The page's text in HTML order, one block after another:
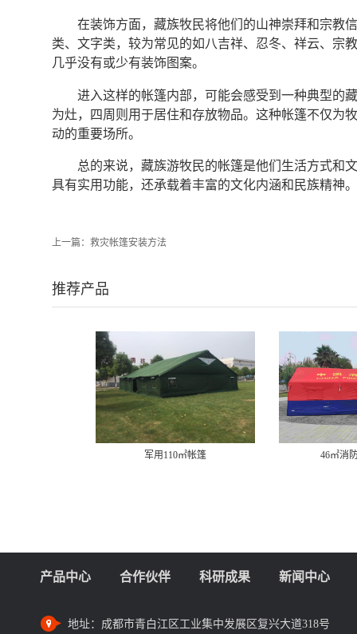
在装饰方面，藏族牧民将他们的山神崇拜和宗教
类、文字类，较为常见的如八吉祥、忍冬、祥云、宗
几乎没有或少有装饰图案。
进入这样的帐篷内部，可能会感受到一种典型的
为灶，四周则用于居住和存放物品。这种帐篷不仅为
动的重要场所。
总的来说，藏族游牧民的帐篷是他们生活方式和
具有实用功能，还承载着丰富的文化内涵和民族精神。‍
上一篇： ​救灾帐篷安装方法
推荐产品
46㎡消防充气帐篷
产品中心 合作伙伴 科研成果 新闻中心
地址： 成都市青白江区工业集中发展区复兴大道318号